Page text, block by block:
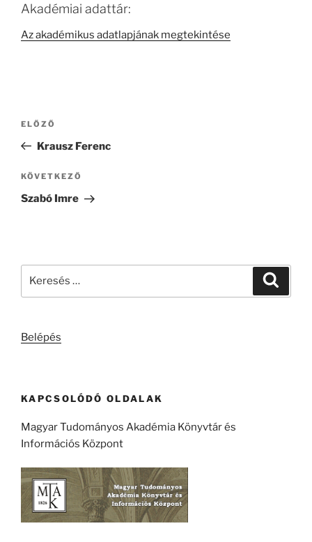
Akadémiai adattár:
Az akadémikus adatlapjának megtekintése
Bejegyzés
Korábbi
bejegyzés
ELŐZŐ
Krausz Ferenc
Következő
bejegyzés
KÖVETKEZŐ
Szabó Imre
Belépés
KAPCSOLÓDÓ OLDALAK
Magyar Tudományos Akadémia Könyvtár és
Információs Központ